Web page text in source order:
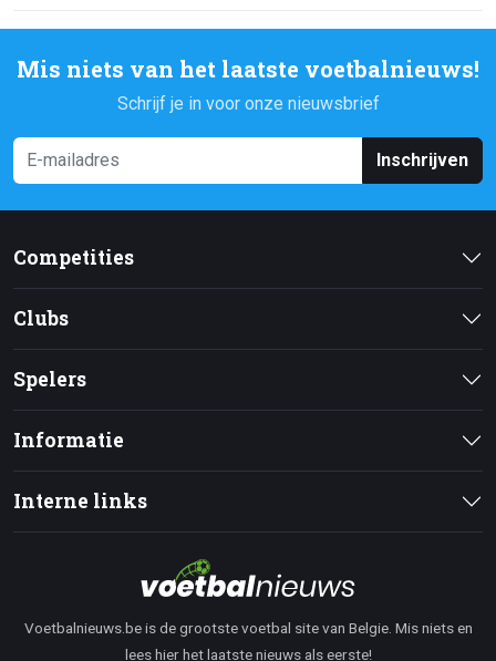
Mis niets van het laatste voetbalnieuws!
Schrijf je in voor onze nieuwsbrief
Inschrijven
Competities
Clubs
Spelers
Informatie
Interne links
Voetbalnieuws.be is de grootste voetbal site van Belgie. Mis niets en
lees hier het laatste nieuws als eerste!